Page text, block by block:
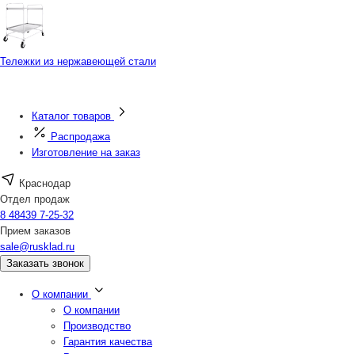
Тележки из нержавеющей стали
Каталог товаров
Распродажа
Изготовление на заказ
Краснодар
Отдел продаж
8 48439 7-25-32
Прием заказов
sale@rusklad.ru
Заказать звонок
О компании
О компании
Производство
Гарантия качества